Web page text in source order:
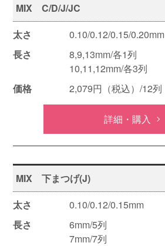
MIX C/D/J/JC
0.10/0.12/0.15/0.20mm
8,9,13mm/各1列
10,11,12mm/各3列
2,079円（税込）/12列
詳細・購入
MIX 下まつげ(J)
0.10/0.12/0.15mm
6mm/5列
7mm/7列